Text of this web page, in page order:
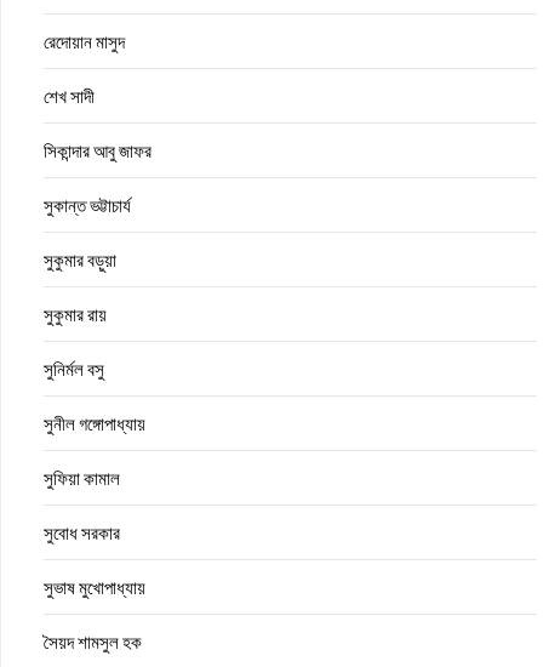
রেদোয়ান মাসুদ
শেখ সাদী
সিকান্দার আবু জাফর
সুকান্ত ভট্টাচার্য
সুকুমার বড়ুয়া
সুকুমার রায়
সুনির্মল বসু
সুনীল গঙ্গোপাধ্যায়
সুফিয়া কামাল
সুবোধ সরকার
সুভাষ মুখোপাধ্যায়
সৈয়দ শামসুল হক